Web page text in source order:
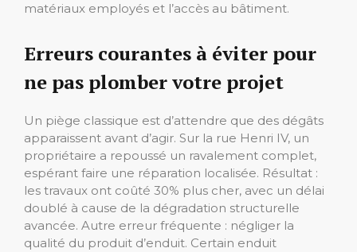
matériaux employés et l’accès au bâtiment.
Erreurs courantes à éviter pour
ne pas plomber votre projet
Un piège classique est d’attendre que des dégâts
apparaissent avant d’agir. Sur la rue Henri IV, un
propriétaire a repoussé un ravalement complet,
espérant faire une réparation localisée. Résultat :
les travaux ont coûté 30% plus cher, avec un délai
doublé à cause de la dégradation structurelle
avancée. Autre erreur fréquente : négliger la
qualité du produit d’enduit. Certain enduit